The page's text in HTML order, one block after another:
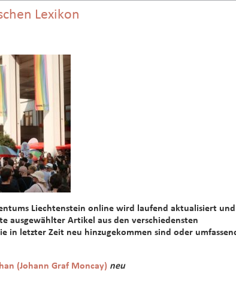
Lexikon
Liechtenstein online wird laufend aktualisiert und
ausgewählter Artikel aus den verschiedensten
in letzter Zeit neu hinzugekommen sind oder
(Johann Graf Moncay) neu